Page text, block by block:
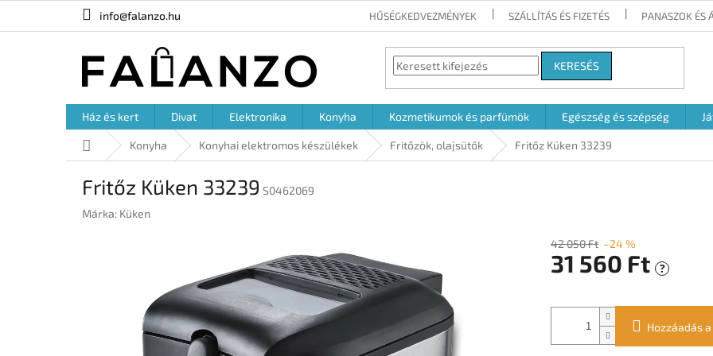
info@falanzo.hu HŰSÉGKEDVEZMÉNYEK SZÁLLÍTÁS ÉS FIZETÉS PANASZOK ÉS
KERESÉS
Ház és kert Divat Elektronika Konyha Kozmetikumok és parfümök Egészség és szépség
KezdőlapKonyha Konyhai elektromos készülékek Fritőzök, olajsütők Fritőz Küken 33239
Fritőz Küken 33239 S0462069
Márka: Küken
42 050 Ft –24 %
31 560 Ft ?
Hozzáadás